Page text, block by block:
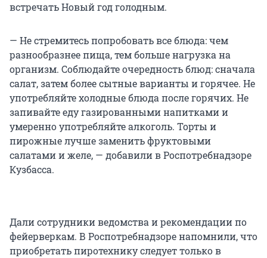
встречать Новый год голодным.
— Не стремитесь попробовать все блюда: чем
разнообразнее пища, тем больше нагрузка на
организм. Соблюдайте очередность блюд: сначала
салат, затем более сытные варианты и горячее. Не
употребляйте холодные блюда после горячих. Не
запивайте еду газированными напитками и
умеренно употребляйте алкоголь. Торты и
пирожные лучше заменить фруктовыми
салатами и желе, — добавили в Роспотребнадзоре
Кузбасса.
Дали сотрудники ведомства и рекомендации по
фейерверкам. В Роспотребнадзоре напомнили, что
приобретать пиротехнику следует только в